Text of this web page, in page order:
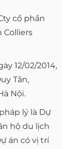
cổ phần
Colliers
12/02/2014,
Tân,
Nội.
lý là Dự
hộ du lịch
án có vị trí